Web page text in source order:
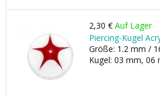
2,30 € Auf Lager
Piercing-Kugel
Größe: 1.2 mm /
Kugel: 03 mm, 06